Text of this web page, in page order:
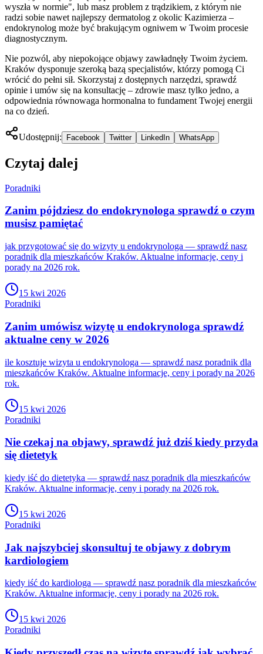
wyszła w normie", lub masz problem z trądzikiem, z którym nie
radzi sobie nawet najlepszy dermatolog z okolic Kazimierza –
endokrynolog może być brakującym ogniwem w Twoim procesie
diagnostycznym.
Nie pozwól, aby niepokojące objawy zawładnęły Twoim życiem.
Kraków dysponuje szeroką bazą specjalistów, którzy pomogą Ci
wrócić do pełni sił. Skorzystaj z dostępnych narzędzi, sprawdź
opinie i umów się na konsultację – zdrowie masz tylko jedno, a
odpowiednia równowaga hormonalna to fundament Twojej energii
na co dzień.
Udostępnij: Facebook Twitter LinkedIn WhatsApp
Czytaj dalej
Poradniki
Zanim pójdziesz do endokrynologa sprawdź o czym
musisz pamiętać
jak przygotować się do wizyty u endokrynologa — sprawdź nasz
poradnik dla mieszkańców Kraków. Aktualne informacje, ceny i
porady na 2026 rok.
15 kwi 2026
Poradniki
Zanim umówisz wizytę u endokrynologa sprawdź
aktualne ceny w 2026
ile kosztuje wizyta u endokrynologa — sprawdź nasz poradnik dla
mieszkańców Kraków. Aktualne informacje, ceny i porady na 2026
rok.
15 kwi 2026
Poradniki
Nie czekaj na objawy, sprawdź już dziś kiedy przyda
się dietetyk
kiedy iść do dietetyka — sprawdź nasz poradnik dla mieszkańców
Kraków. Aktualne informacje, ceny i porady na 2026 rok.
15 kwi 2026
Poradniki
Jak najszybciej skonsultuj te objawy z dobrym
kardiologiem
kiedy iść do kardiologa — sprawdź nasz poradnik dla mieszkańców
Kraków. Aktualne informacje, ceny i porady na 2026 rok.
15 kwi 2026
Poradniki